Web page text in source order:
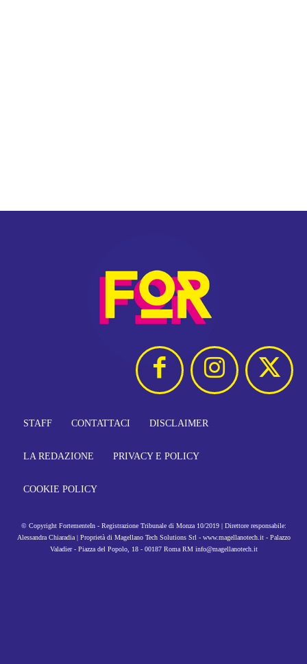
STAFF CONTATTACI DISCLAIMER
LA REDAZIONE PRIVACY E POLICY
COOKIE POLICY
© Copyright FortementeIn - Registrazione Tribunale di Monza 10/2019 | Direttore responsabile:
Alessandra Chiaradia | Proprietà di Magellano Tech Solutions Srl - www.magellanotech.it - Palazzo
Valadier - Piazza del Popolo, 18 - 00187 Roma RM info@magellanotech.it